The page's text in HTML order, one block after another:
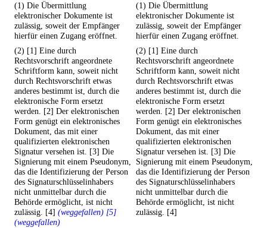
(1) Die Übermittlung
elektronischer Dokumente ist
zulässig, soweit der Empfänger
hierfür einen Zugang eröffnet.
(1) Die Übermittlung
elektronischer Dokumente ist
zulässig, soweit der Empfänger
hierfür einen Zugang eröffnet.
(2) [1] Eine durch
Rechtsvorschrift angeordnete
Schriftform kann, soweit nicht
durch Rechtsvorschrift etwas
anderes bestimmt ist, durch die
elektronische Form ersetzt
werden. [2] Der elektronischen
Form genügt ein elektronisches
Dokument, das mit einer
qualifizierten elektronischen
Signatur versehen ist. [3] Die
Signierung mit einem Pseudonym,
das die Identifizierung der Person
des Signaturschlüsselinhabers
nicht unmittelbar durch die
Behörde ermöglicht, ist nicht
zulässig. [4] (weggefallen) [5]
(weggefallen)
(2) [1] Eine durch
Rechtsvorschrift angeordnete
Schriftform kann, soweit nicht
durch Rechtsvorschrift etwas
anderes bestimmt ist, durch die
elektronische Form ersetzt
werden. [2] Der elektronischen
Form genügt ein elektronisches
Dokument, das mit einer
qualifizierten elektronischen
Signatur versehen ist. [3] Die
Signierung mit einem Pseudonym,
das die Identifizierung der Person
des Signaturschlüsselinhabers
nicht unmittelbar durch die
Behörde ermöglicht, ist nicht
zulässig. [4]